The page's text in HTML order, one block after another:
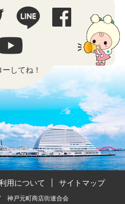
してね！
用について サイトマップ
神戸元町商店街連合会